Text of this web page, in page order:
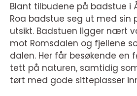
Blant tilbudene på badstue i
Roa badstue seg ut med sin
utsikt. Badstuen ligger nært
mot Romsdalen og fjellene
dalen. Her får besøkende en
tett på naturen, samtidig
tørt med gode sitteplasser